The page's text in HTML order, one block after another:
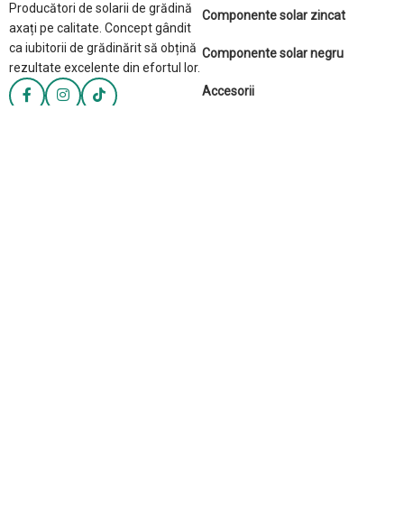
Producători de solarii de grădină
axați pe calitate. Concept gândit
ca iubitorii de grădinărit să obțină
rezultate excelente din efortul lor.
Componente solar zincat
Componente solar negru
Accesorii